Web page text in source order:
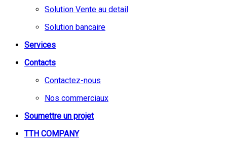
Solution Vente au detail
Solution bancaire
Services
Contacts
Contactez-nous
Nos commerciaux
Soumettre un projet
TTH COMPANY